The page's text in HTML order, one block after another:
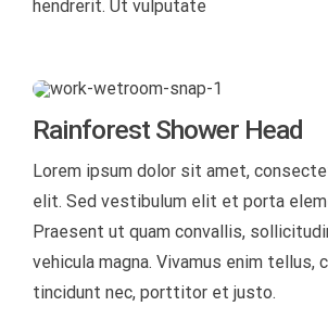
hendrerit. Ut vulputate
Rainforest Shower Head
Lorem ipsum dolor sit amet,
elit. Sed vestibulum elit et porta
Praesent ut quam convallis,
vehicula magna. Vivamus enim tellus,
tincidunt nec, porttitor et justo.